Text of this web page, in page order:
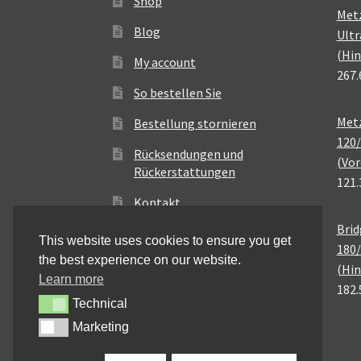
Blog
My account
So bestellen Sie
Bestellung stornieren
Rücksendungen und
Rückerstattungen
Kontakt
This website uses cookies to ensure you get
the best experience on our website.
Learn more
TechnicalTechnical
MarketingMarketing